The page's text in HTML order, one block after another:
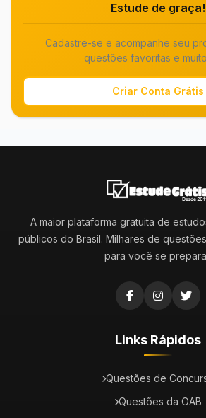
Estude de graça!
Cadastre-se e acompanhe seu
questões favoritas e
Criar Conta Grátis
A maior plataforma gratuita de
públicos do Brasil. Milhares de
para você se
Links Rápidos
Questões de
Questões da OAB